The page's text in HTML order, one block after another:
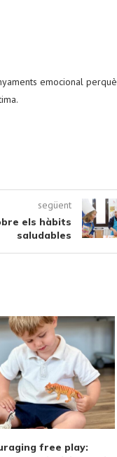
emocional perquè
següent
els hàbits
saludables
Alternatives and